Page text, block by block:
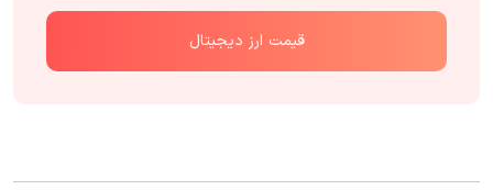
قیمت ارز دیجیتال